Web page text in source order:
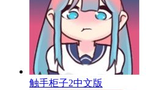
触手柜子2中文版